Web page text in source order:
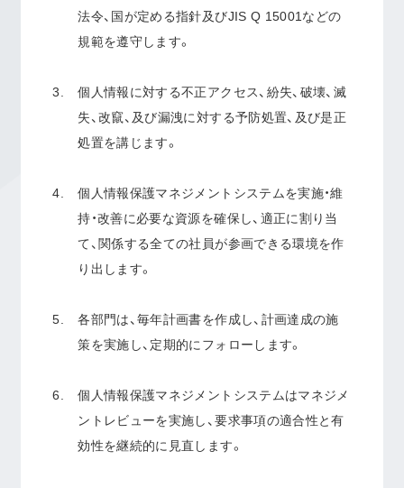
法令、国が定める指針及びJIS Q 15001などの
規範を遵守します。
個人情報に対する不正アクセス、紛失、破壊、滅
失、改竄、及び漏洩に対する予防処置、及び是正
処置を講じます。
個人情報保護マネジメントシステムを実施・維
持・改善に必要な資源を確保し、適正に割り当
て、関係する全ての社員が参画できる環境を作
り出します。
各部門は、毎年計画書を作成し、計画達成の施
策を実施し、定期的にフォローします。
個人情報保護マネジメントシステムはマネジメ
ントレビューを実施し、要求事項の適合性と有
効性を継続的に見直します。